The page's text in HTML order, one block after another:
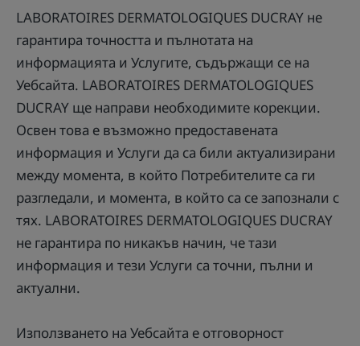
LABORATOIRES DERMATOLOGIQUES DUCRAY не
гарантира точността и пълнотата на
информацията и Услугите, съдържащи се на
Уебсайта. LABORATOIRES DERMATOLOGIQUES
DUCRAY ще направи необходимите корекции.
Освен това е възможно предоставената
информация и Услуги да са били актуализирани
между момента, в който Потребителите са ги
разгледали, и момента, в който са се запознали с
тях. LABORATOIRES DERMATOLOGIQUES DUCRAY
не гарантира по никакъв начин, че тази
информация и тези Услуги са точни, пълни и
актуални.
Използването на Уебсайта е отговорност